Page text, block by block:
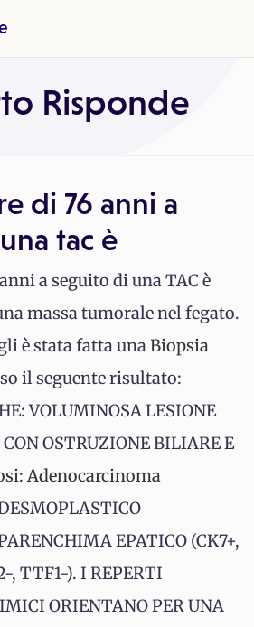
Risponde
di 76 anni a
tac è
a seguito di una TAC è
massa tumorale nel fegato.
è stata fatta unaBiopsia
il seguente risultato:
VOLUMINOSA LESIONE
OSTRUZIONE BILIARE E
: Adenocarcinoma
EPATICO (CK7+,
, TTF1-). I REPERTI
ORIENTANO PER UNA